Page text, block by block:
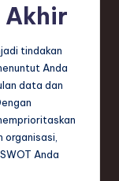
Akhir
tindakan
Anda
data dan
Anda